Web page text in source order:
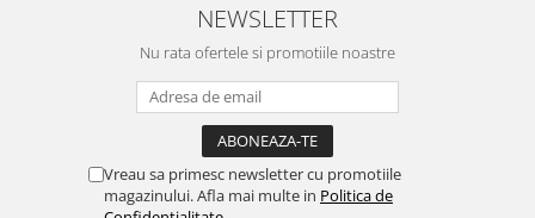
NEWSLETTER
Nu rata ofertele si promotiile noastre
Vreau sa primesc newsletter cu promotiile
magazinului. Afla mai multe in Politica de